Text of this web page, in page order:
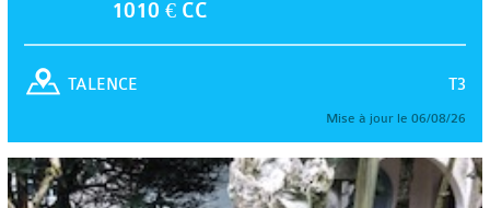
1010 € CC
T3
TALENCE
Mise à jour le 06/08/26